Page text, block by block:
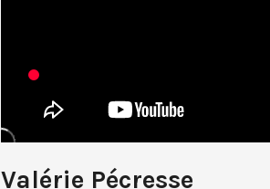
Valérie Pécresse